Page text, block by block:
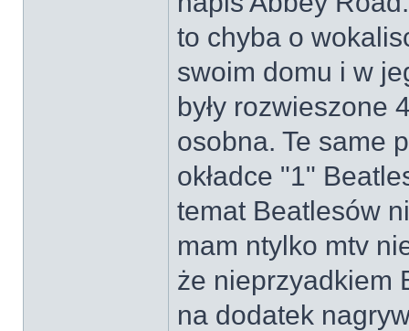
to chyba o
swoim domu i w
były rozwieszone
osobna. Te same
okładce "1"
temat Beatlesów
mam ntylko mtv
że nieprzyadkiem
na dodatek